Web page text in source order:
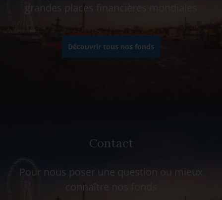
grandes places financières mondiales
Découvrir tous nos fonds
Contact
Pour nous poser une question ou mieux
connaître nos fonds